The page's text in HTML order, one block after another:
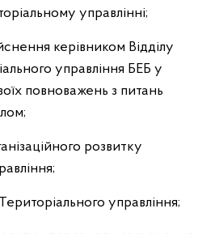
управлінні;
керівником Відділу
управління БЕБ у
повноважень з питань
розвитку
управління;